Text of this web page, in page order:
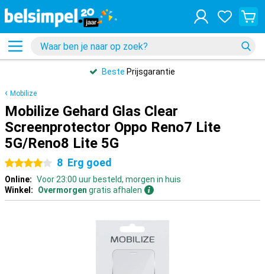
Beste Prijsgarantie
Mobilize
Mobilize Gehard Glas Clear
Screenprotector Oppo Reno7 Lite
5G/Reno8 Lite 5G
4 sterren
8 Erg goed
Online: Voor 23:00 uur besteld, morgen in huis
Winkel:
Overmorgen gratis afhalen